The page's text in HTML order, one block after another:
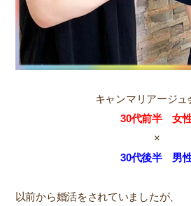
キャンマリアージュ
30代前半 女
×
30代後半 男
以前から婚活をされていましたが、